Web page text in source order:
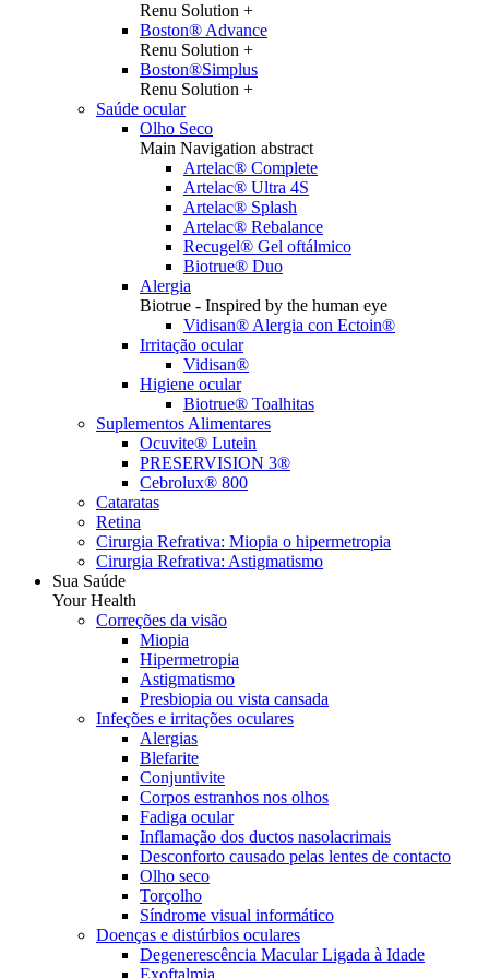
Renu Solution +
Boston® Advance
Renu Solution +
Boston®Simplus
Renu Solution +
Saúde ocular
Olho Seco
Main Navigation abstract
Artelac® Complete
Artelac® Ultra 4S
Artelac® Splash
Artelac® Rebalance
Recugel® Gel oftálmico
Biotrue® Duo
Alergia
Biotrue - Inspired by the human eye
Vidisan® Alergia con Ectoin®
Irritação ocular
Vidisan®
Higiene ocular
Biotrue® Toalhitas
Suplementos Alimentares
Ocuvite® Lutein
PRESERVISION 3®
Cebrolux® 800
Cataratas
Retina
Cirurgia Refrativa: Miopia o hipermetropia
Cirurgia Refrativa: Astigmatismo
Sua Saúde
Your Health
Correções da visão
Miopia
Hipermetropia
Astigmatismo
Presbiopia ou vista cansada
Infeções e irritações oculares
Alergias
Blefarite
Conjuntivite
Corpos estranhos nos olhos
Fadiga ocular
Inflamação dos ductos nasolacrimais
Desconforto causado pelas lentes de contacto
Olho seco
Torçolho
Síndrome visual informático
Doenças e distúrbios oculares
Degenerescência Macular Ligada à Idade
Exoftalmia